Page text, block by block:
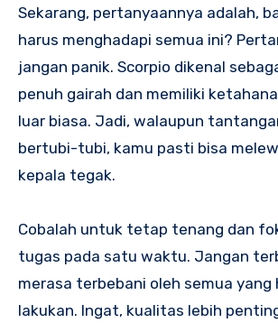
Sekarang, pertanyaannya adalah,
harus menghadapi semua ini?
jangan panik. Scorpio dikenal
penuh gairah dan memiliki
luar biasa. Jadi, walaupun
bertubi-tubi, kamu pasti bisa
kepala tegak.
Cobalah untuk tetap tenang dan
tugas pada satu waktu. Jangan
merasa terbebani oleh semua yang
lakukan. Ingat, kualitas lebih